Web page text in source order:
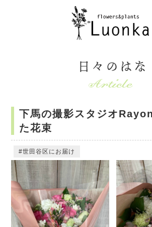
日々のはな
下馬の撮影スタジオ
た花束
世田谷区にお届け